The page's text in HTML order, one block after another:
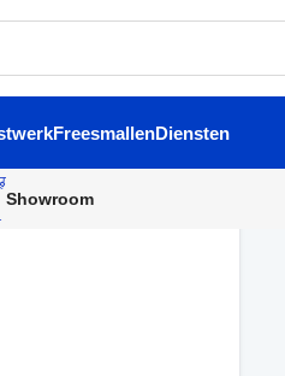
FreesmallenDiensten
Showroom